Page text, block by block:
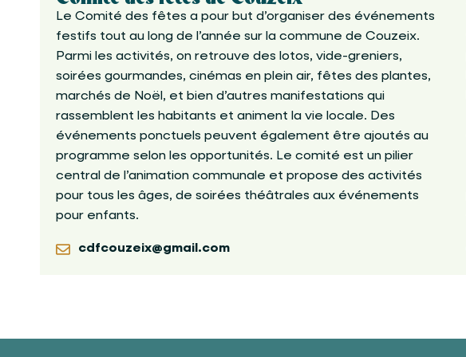
Le Comité des fêtes a pour but d’organiser des événements
festifs tout au long de l’année sur la commune de Couzeix.
Parmi les activités, on retrouve des lotos, vide-greniers,
soirées gourmandes, cinémas en plein air, fêtes des plantes,
marchés de Noël, et bien d’autres manifestations qui
rassemblent les habitants et animent la vie locale. Des
événements ponctuels peuvent également être ajoutés au
programme selon les opportunités. Le comité est un pilier
central de l’animation communale et propose des activités
pour tous les âges, de soirées théâtrales aux événements
pour enfants.
cdfcouzeix@gmail.com